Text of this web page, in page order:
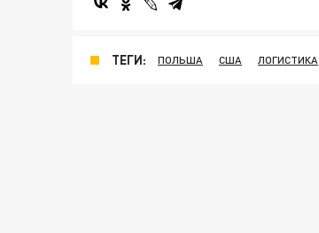
ТЕГИ: ПОЛЬША США ЛОГИСТИКА